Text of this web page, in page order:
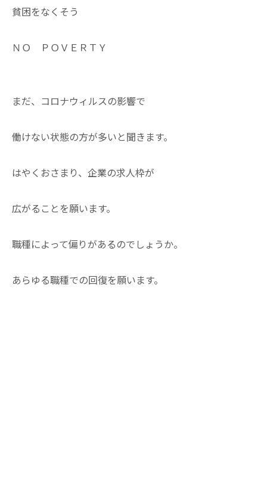
貧困をなくそう
ＮＯ ＰＯＶＥＲＴＹ
まだ、コロナウィルスの影響で
働けない状態の方が多いと聞きます。
はやくおさまり、企業の求人枠が
広がることを願います。
職種によって偏りがあるのでしょうか。
あらゆる職種での回復を願います。